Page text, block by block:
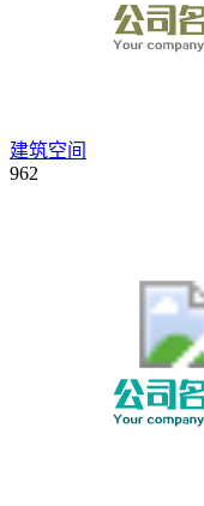
建筑空间
962